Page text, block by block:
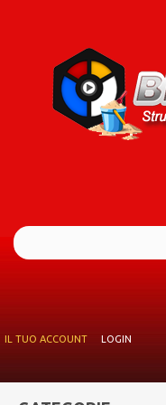
IL TUO ACCOUNT
LOGIN